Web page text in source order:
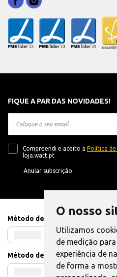
O nosso
Utilizamos
de medição
experiência de
de forma a
FIQUE A PAR DAS NOVIDADES!
Compreendi e aceito a Política de
loja.watt.pt
Anular subscrição
Método de Pagamento
Método de Envio